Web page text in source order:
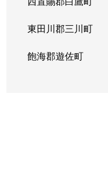
東田川郡三川町
飽海郡遊佐町